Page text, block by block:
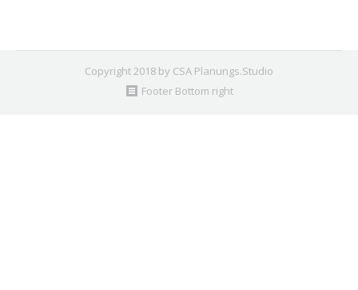
Copyright 2018 by CSA Planungs.Studio
Footer Bottom right